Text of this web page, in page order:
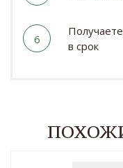
6
в срок